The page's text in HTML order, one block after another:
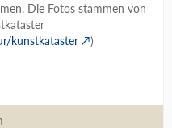
Die Fotos stammen von
kunstkataster
)